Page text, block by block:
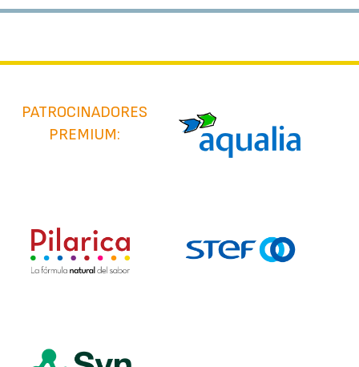
PATROCINADORES
PREMIUM: